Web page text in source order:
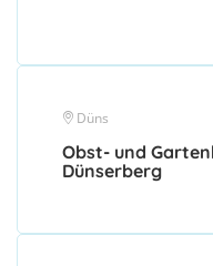
Düns
Obst- und
Dünserberg